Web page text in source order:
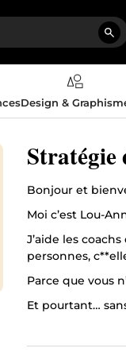
Design &
Stratégie
Bonjour et
Moi c’est Lou-
J’aide les
personnes,
Parce que vous
Et pourtant…